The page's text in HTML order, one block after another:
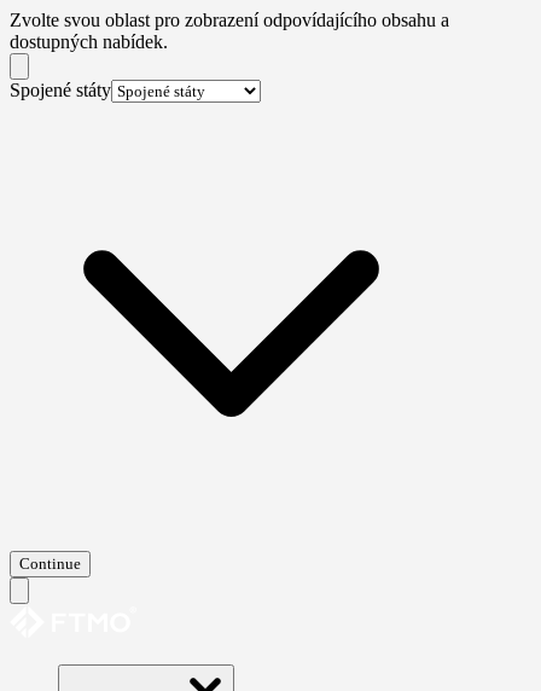
Zvolte svou oblast pro zobrazení odpovídajícího obsahu a
dostupných nabídek.
Spojené státy
Continue